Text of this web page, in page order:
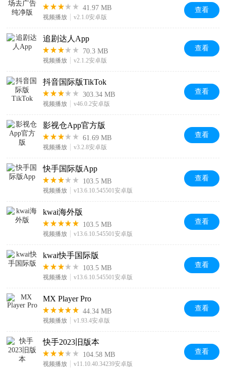
41.97 MB
视频播放 v2.1.0安卓版
查看
追剧达人App
70.3 MB
视频播放 v2.1.2安卓版
查看
抖音国际版TikTok
303.34 MB
视频播放 v46.0.2安卓版
查看
影视仓App官方版
61.69 MB
视频播放 v3.2.8安卓版
查看
快手国际版App
103.5 MB
视频播放 v13.6.10.545501安卓版
查看
kwai海外版
103.5 MB
视频播放 v13.6.10.545501安卓版
查看
kwai快手国际版
103.5 MB
视频播放 v13.6.10.545501安卓版
查看
MX Player Pro
44.34 MB
视频播放 v1.93.4安卓版
查看
快手2023旧版本
104.58 MB
视频播放 v11.10.40.34239安卓版
查看